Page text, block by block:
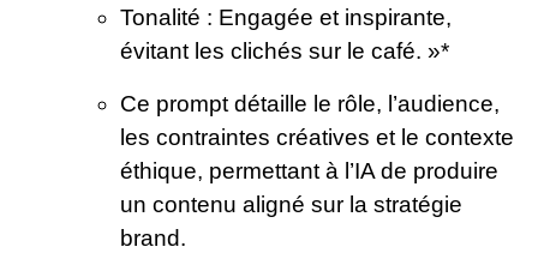
Tonalité : Engagée et inspirante,
évitant les clichés sur le café. »*
Ce prompt détaille le rôle, l’audience,
les contraintes créatives et le contexte
éthique, permettant à l’IA de produire
un contenu aligné sur la stratégie
brand.